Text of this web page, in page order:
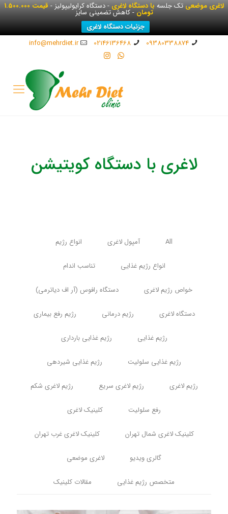
لاغری موضعیتک جلسهبا دستگاه لاغری- دستگاه کرایولیپولیز - قیمت 1.500.000
تومان- کاهش تضمینی سایز
جزئیات دستگاه لاغری
09380338874
02146136468
info@mehrdiet.ir
لاغری با دستگاه کویتیشن
All آمپول لاغری انواع رژیم
انواع رژیم غذایی تناسب اندام
خواص رژیم لاغری دستگاه رافوس (آر اف دیاترمی)
دستگاه لاغری رژیم درمانی رژیم رفع بیماری
رژیم غذایی رژیم غذایی بارداری
رژیم غذایی سلولیت رژیم غذایی شیردهی
رژیم لاغری رژیم لاغری سریع رژیم لاغری شکم
رفع سلولیت کلینیک لاغری
کلینیک لاغری شمال تهران کلینیک لاغری غرب تهران
گالری ویدیو لاغری موضعی
متخصص رژیم غذایی مقالات کلینیک